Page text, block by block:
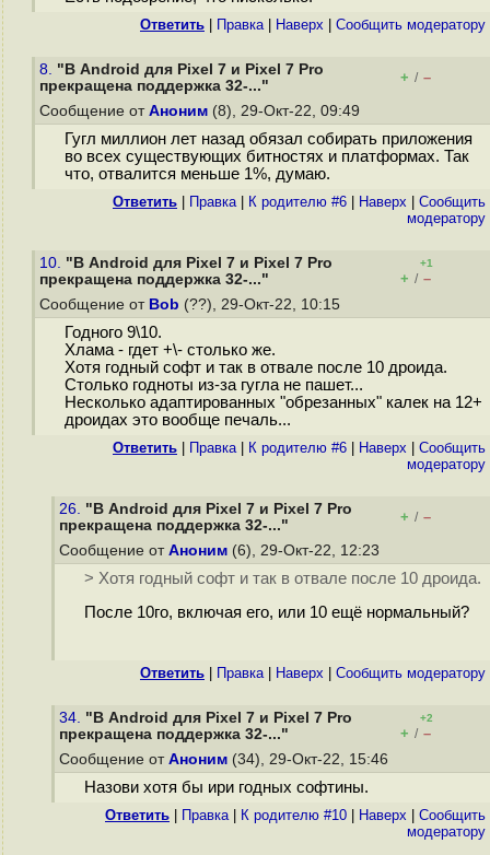
Ответить Правка| Наверх Cообщить модератору
8. "В Android для Pixel 7 и Pixel 7 Pro
прекращена поддержка 32-..."
+ / –
Сообщение от Аноним (8), 29-Окт-22, 09:49
Гугл миллион лет назад обязал собирать приложения
во всех существующих битностях и платформах. Так
что, отвалится меньше 1%, думаю.
Ответить Правка| К родителю #6 Наверх
Cообщить
модератору
10. "В Android для Pixel 7 и Pixel 7 Pro
прекращена поддержка 32-..."
+1
+ / –
Сообщение от Bob (??), 29-Окт-22, 10:15
Годного 9\10.
Хлама - гдет +\- столько же.
Хотя годный софт и так в отвале после 10 дроида.
Столько годноты из-за гугла не пашет...
Несколько адаптированных "обрезанных" калек на 12+
дроидах это вообще печаль...
Ответить Правка| К родителю #6 Наверх
Cообщить
модератору
26. "В Android для Pixel 7 и Pixel 7 Pro
прекращена поддержка 32-..."
+ / –
Сообщение от Аноним (6), 29-Окт-22, 12:23
> Хотя годный софт и так в отвале после 10 дроида.
После 10го, включая его, или 10 ещё нормальный?
Ответить Правка| Наверх Cообщить модератору
34. "В Android для Pixel 7 и Pixel 7 Pro
прекращена поддержка 32-..."
+2
+ / –
Сообщение от Аноним (34), 29-Окт-22, 15:46
Назови хотя бы ири годных софтины.
Ответить Правка| К родителю #10 Наверх
Cообщить
модератору